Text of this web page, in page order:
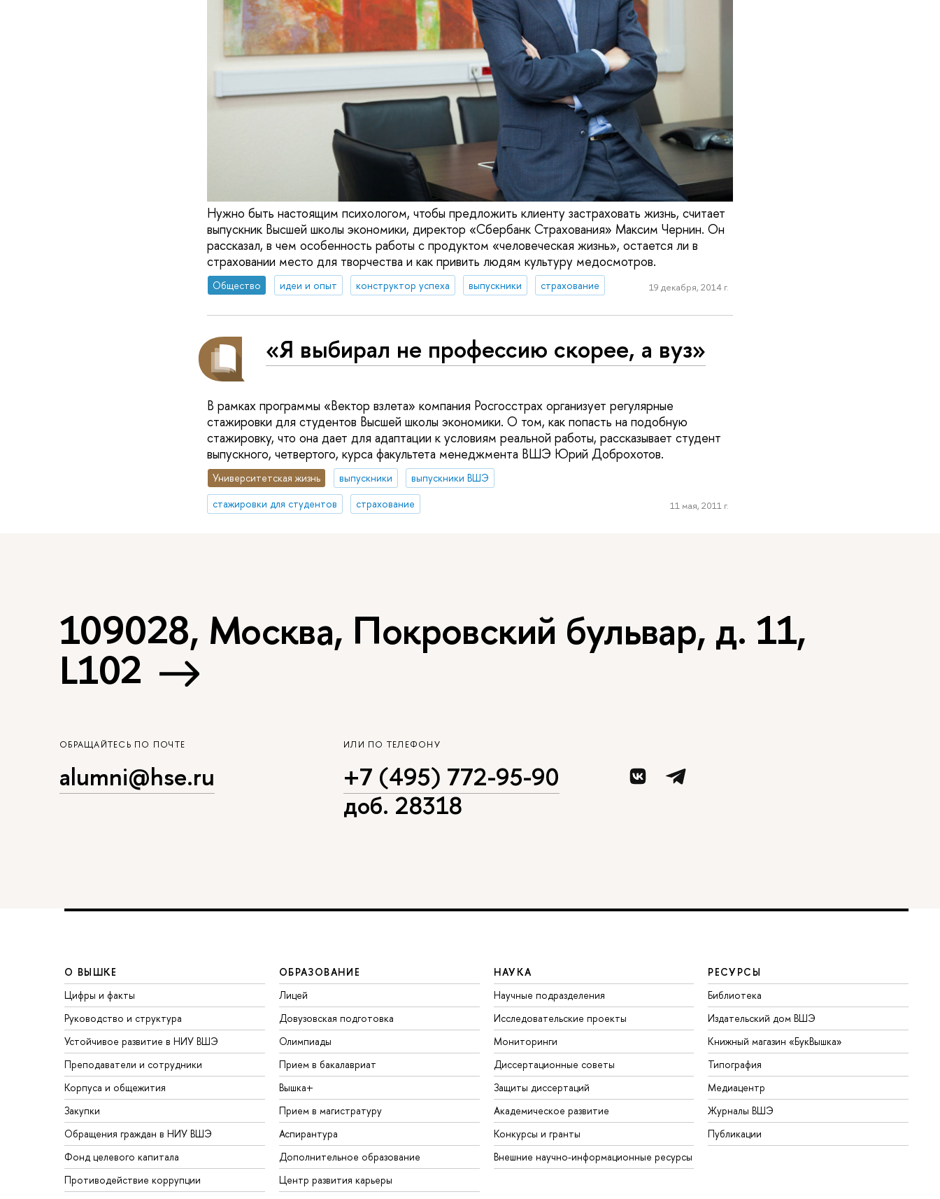
Нужно быть настоящим психологом, чтобы предложить клиенту застраховать жизнь, считает
выпускник Высшей школы экономики, директор «Сбербанк Страхования» Максим Чернин. Он
рассказал, в чем особенность работы с продуктом «человеческая жизнь», остается ли в
страховании место для творчества и как привить людям культуру медосмотров.
Общество идеи и опыт конструктор успеха выпускники страхование 19 декабря, 2014 г.
«Я выбирал не профессию скорее, а вуз»
В рамках программы «Вектор взлета» компания Росгосстрах организует регулярные
стажировки для студентов Высшей школы экономики. О том, как попасть на подобную
стажировку, что она дает для адаптации к условиям реальной работы, рассказывает студент
выпускного, четвертого, курса факультета менеджмента ВШЭ Юрий Доброхотов.
Университетская жизнь выпускники
выпускники ВШЭ
стажировки для студентов
страхование 11 мая, 2011 г.
109028, Москва, Покровский бульвар, д. 11,
L102
ОБРАЩАЙТЕСЬ ПО ПОЧТЕ
alumni@hse.ru
ИЛИ ПО ТЕЛЕФОНУ
+7 (495) 772-95-90
доб. 28318
О ВЫШКЕ
Цифры и факты
Руководство и структура
Устойчивое развитие в НИУ ВШЭ
Преподаватели и сотрудники
Корпуса и общежития
Закупки
Обращения граждан в НИУ ВШЭ
Фонд целевого капитала
Противодействие коррупции
ОБРАЗОВАНИЕ
Лицей
Довузовская подготовка
Олимпиады
Прием в бакалавриат
Вышка+
Прием в магистратуру
Аспирантура
Дополнительное образование
Центр развития карьеры
НАУКА
Научные подразделения
Исследовательские проекты
Мониторинги
Диссертационные советы
Защиты диссертаций
Академическое развитие
Конкурсы и гранты
Внешние научно-информационные ресурсы
РЕСУРСЫ
Библиотека
Издательский дом ВШЭ
Книжный магазин «БукВышка»
Типография
Медиацентр
Журналы ВШЭ
Публикации